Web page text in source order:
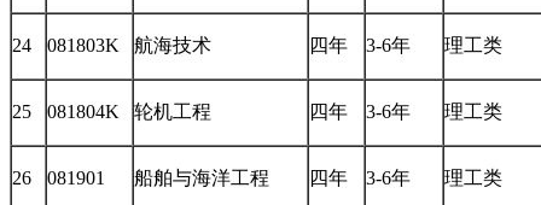
24 081803K 航海技术 四年 3-6年 理工类
25 081804K 轮机工程 四年 3-6年 理工类
26 081901 船舶与海洋工程 四年 3-6年 理工类